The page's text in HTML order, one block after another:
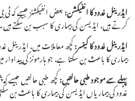
ایڈرینل غدود کا انفیکشن:بعض انفیکشنز جیسے کہ ٹی
کرتے ہیں، ایڈیسن کی بیماری کا سبب بن سکتے
ایڈرینل غدود کا کینسر:کچھ معاملات میں، ایڈرینل
بیماری کا باعث بن سکتا ہے، جو ہارمونز کی
پہلے سے موجود طبی حالتیں:کچھ طبی حالتیں جیسے
غدود کی بیماریاں ایڈیسن کی بیماری کا باعث بن